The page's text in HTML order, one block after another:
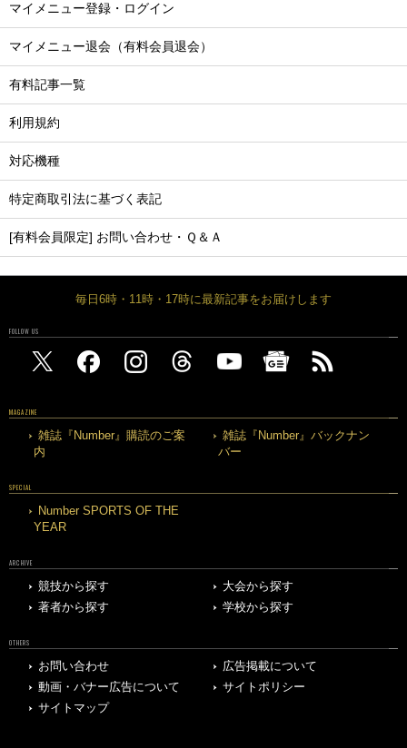
マイメニュー登録・ログイン
マイメニュー退会（有料会員退会）
有料記事一覧
利用規約
対応機種
特定商取引法に基づく表記
[有料会員限定] お問い合わせ・Ｑ＆Ａ
毎日6時・11時・17時に最新記事をお届けします
FOLLOW US
MAGAZINE
雑誌『Number』購読のご案
内
雑誌『Number』バックナン
バー
SPECIAL
Number SPORTS OF THE
YEAR
ARCHIVE
競技から探す
大会から探す
著者から探す
学校から探す
OTHERS
お問い合わせ
広告掲載について
動画・バナー広告について
サイトポリシー
サイトマップ